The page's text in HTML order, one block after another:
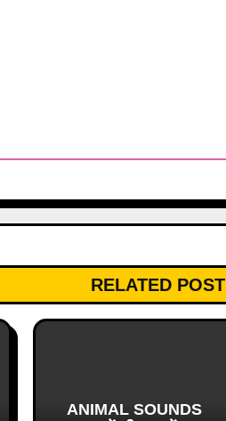
RELATED POST
ANIMAL SOUNDS